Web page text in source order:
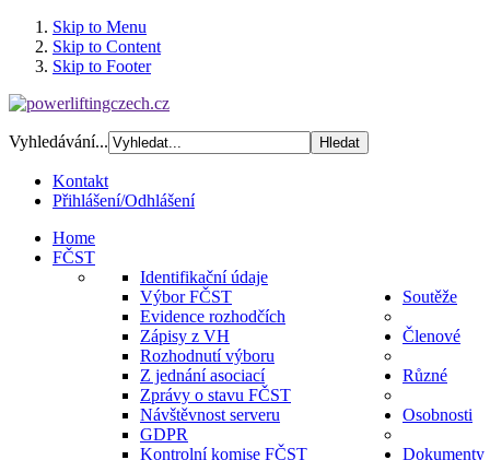
Skip to Menu
Skip to Content
Skip to Footer
Vyhledávání...
Kontakt
Přihlášení/Odhlášení
Home
FČST
Identifikační údaje
Výbor FČST
Evidence rozhodčích
Zápisy z VH
Rozhodnutí výboru
Z jednání asociací
Zprávy o stavu FČST
Návštěvnost serveru
GDPR
Kontrolní komise FČST
Soutěže
Členové
Různé
Osobnosti
Dokumenty